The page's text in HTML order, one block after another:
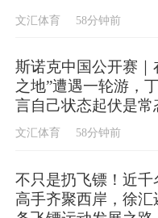
文汇体育 58分钟前
斯诺克中国公开赛｜
之地”遭遇一轮游，
言自己状态起伏是常
文汇体育 58分钟前
不只是扔飞镖！近千
高手齐聚西岸，徐汇